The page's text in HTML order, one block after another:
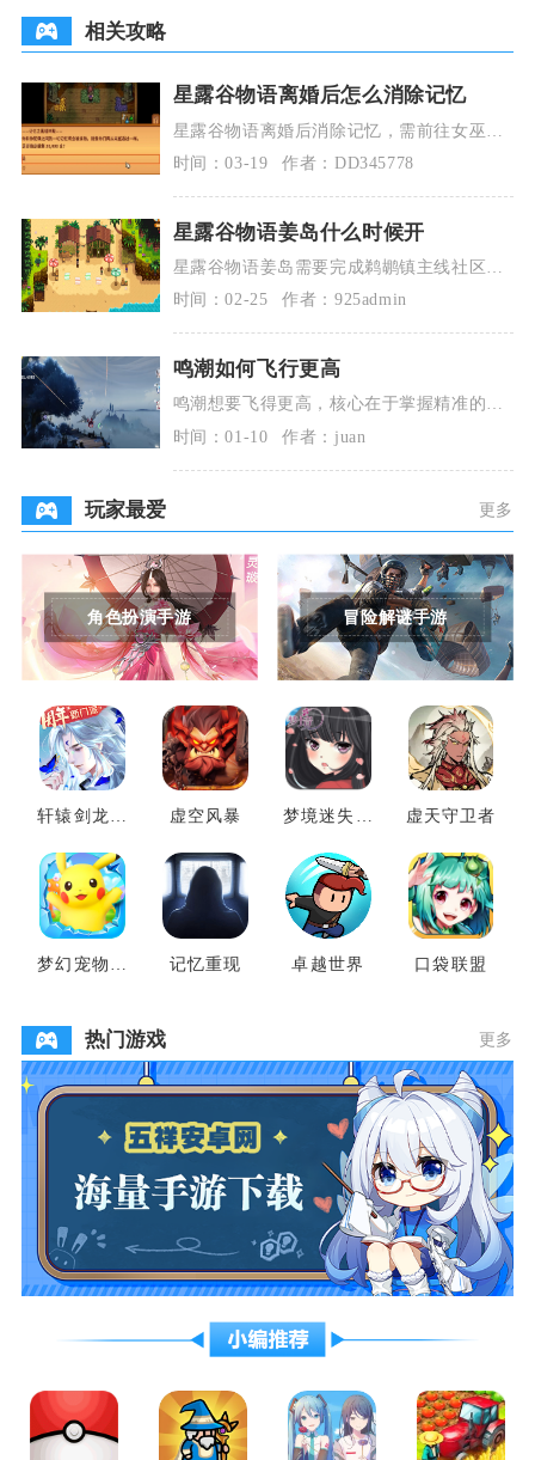
相关攻略
星露谷物语离婚后怎么消除记忆
星露谷物语离婚后消除记忆，需前往女巫沼
泽的女巫小屋，通过记忆之黑暗神龛献祭
30000金币，
时间：03-19 作者：DD345778
星露谷物语姜岛什么时候开
星露谷物语姜岛需要完成鹈鹕镇主线社区相
关内容才可解锁开启，任选修复完整社区中
心全部献祭收集
时间：02-25 作者：925admin
鸣潮如何飞行更高
鸣潮想要飞得更高，核心在于掌握精准的起
飞操作、合理管理飞行耐力、善用俯冲与强
化飞行的动能转
时间：01-10 作者：juan
玩家最爱 更多
角色扮演手游 冒险解谜手游
轩辕剑龙舞
虚空风暴
梦境迷失之
虚天守卫者
梦幻宠物联
记忆重现 卓越世界 口袋联盟
热门游戏 更多